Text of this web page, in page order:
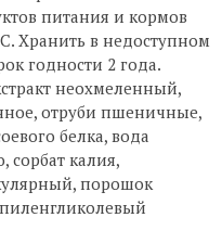
питания и кормов
Хранить в недоступном
годности 2 года.
неохмеленный,
отруби пшеничные,
белка, вода
сорбат калия,
порошок